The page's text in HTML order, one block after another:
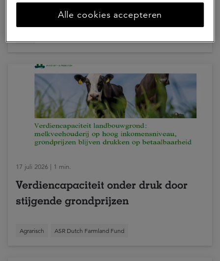
assets 2025
17 juli 2026 | 1 min.
Verdiencapaciteit onder druk door
stijgende grondprijzen
Agrarisch ASR Dutch Farmland Fund
Alle cookies accepteren